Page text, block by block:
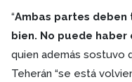
“Ambas partes
bien. No puede haber
quien además sostuvo
Teherán “se está